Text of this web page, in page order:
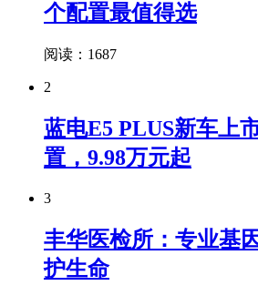
个配置最值得选
阅读：1687
2
蓝电E5 PLUS新车上
置，9.98万元起
3
丰华医检所：专业基
护生命